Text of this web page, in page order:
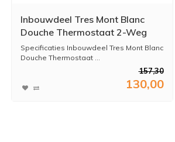
Inbouwdeel Tres Mont Blanc
Douche Thermostaat 2-Weg
Specificaties Inbouwdeel Tres Mont Blanc
Douche Thermostaat ...
157,30
130,00